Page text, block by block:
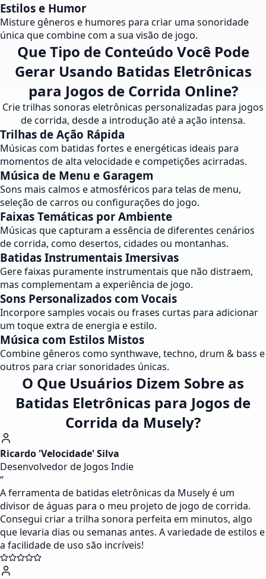
Estilos e Humor
Misture gêneros e humores para criar uma sonoridade
única que combine com a sua visão de jogo.
Que Tipo de Conteúdo Você Pode
Gerar Usando Batidas Eletrônicas
para Jogos de Corrida Online?
Crie trilhas sonoras eletrônicas personalizadas para jogos
de corrida, desde a introdução até a ação intensa.
Trilhas de Ação Rápida
Músicas com batidas fortes e energéticas ideais para
momentos de alta velocidade e competições acirradas.
Música de Menu e Garagem
Sons mais calmos e atmosféricos para telas de menu,
seleção de carros ou configurações do jogo.
Faixas Temáticas por Ambiente
Músicas que capturam a essência de diferentes cenários
de corrida, como desertos, cidades ou montanhas.
Batidas Instrumentais Imersivas
Gere faixas puramente instrumentais que não distraem,
mas complementam a experiência de jogo.
Sons Personalizados com Vocais
Incorpore samples vocais ou frases curtas para adicionar
um toque extra de energia e estilo.
Música com Estilos Mistos
Combine gêneros como synthwave, techno, drum & bass e
outros para criar sonoridades únicas.
O Que Usuários Dizem Sobre as
Batidas Eletrônicas para Jogos de
Corrida da Musely?
Ricardo 'Velocidade' Silva
Desenvolvedor de Jogos Indie
“
A ferramenta de batidas eletrônicas da Musely é um
divisor de águas para o meu projeto de jogo de corrida.
Consegui criar a trilha sonora perfeita em minutos, algo
que levaria dias ou semanas antes. A variedade de estilos e
a facilidade de uso são incríveis!